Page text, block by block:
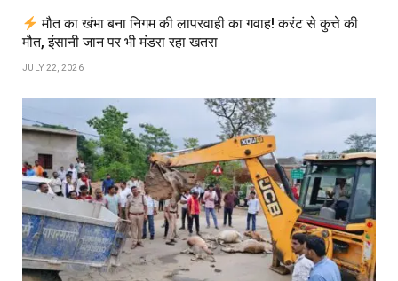
मौत का खंभा बना निगम की लापरवाही का गवाह! करंट से कुत्ते की
मौत, इंसानी जान पर भी मंडरा रहा खतरा
JULY 22, 2026